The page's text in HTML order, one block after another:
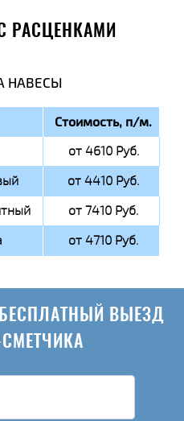
РАСЦЕНКАМИ
НАВЕСЫ
Стоимость, п/м.
от 4610 Руб.
от 4410 Руб.
от 7410 Руб.
от 4710 Руб.
БЕСПЛАТНЫЙ ВЫЕЗД
СМЕТЧИКА